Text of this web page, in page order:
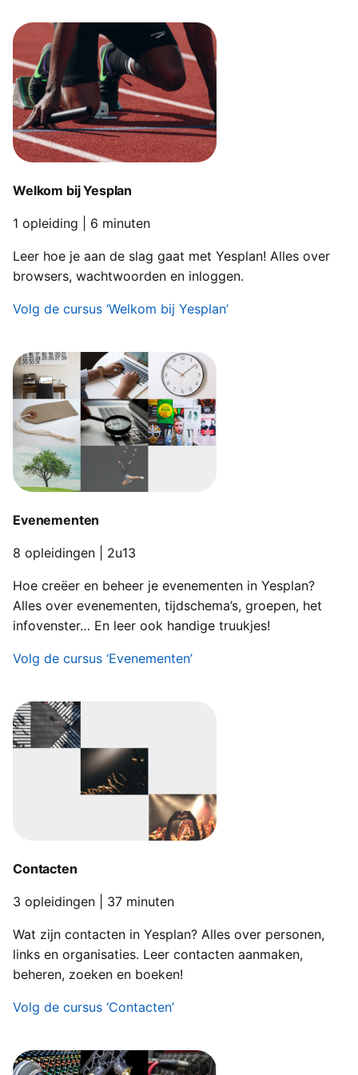
Evenementgroepen
6/8 | 21 minuten
De boomweergave
7/8 | 15 minuten
Tips & tricks
8/8 | 23 minuten
Welkom bij Yesplan
1 opleiding | 6 minuten
Leer hoe je aan de slag gaat met Yesplan! Alles over
browsers, wachtwoorden en inloggen.
Volg de cursus ‘Welkom bij Yesplan’
Evenementen
8 opleidingen | 2u13
Hoe creëer en beheer je evenementen in Yesplan?
Alles over evenementen, tijdschema’s, groepen, het
infovenster… En leer ook handige truukjes!
Volg de cursus ‘Evenementen’
Contacten
3 opleidingen | 37 minuten
Wat zijn contacten in Yesplan? Alles over personen,
links en organisaties. Leer contacten aanmaken,
beheren, zoeken en boeken!
Volg de cursus ‘Contacten’